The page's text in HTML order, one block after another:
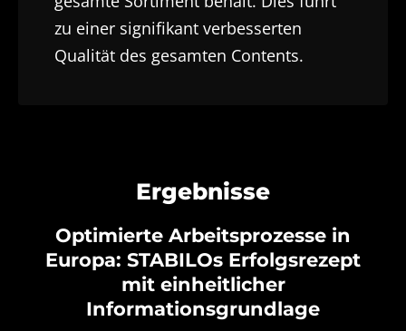
zu einer signifikant verbesserten
Qualität des gesamten Contents.
Ergebnisse
Optimierte Arbeitsprozesse in
Europa: STABILOs Erfolgsrezept
mit einheitlicher
Informationsgrundlage